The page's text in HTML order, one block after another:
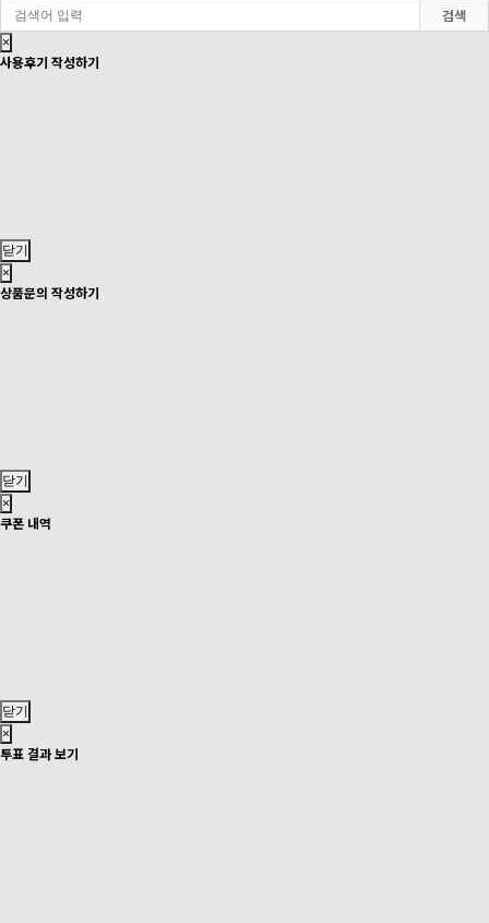
검색
×
사용후기 작성하기
닫기
×
상품문의 작성하기
닫기
×
쿠폰 내역
닫기
×
투표 결과 보기